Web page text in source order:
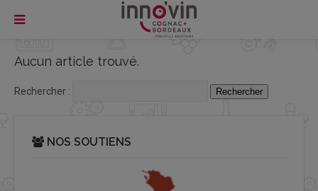
Aucun article trouvé.
Rechercher :
NOS SOUTIENS